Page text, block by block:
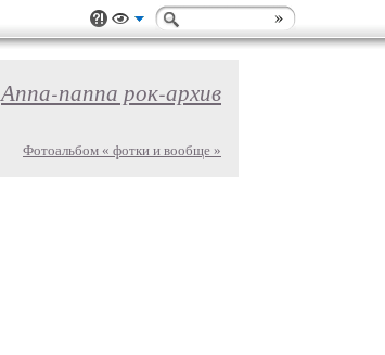
Аппа-паппа рок-архив
Фотоальбом « фотки и вообще »